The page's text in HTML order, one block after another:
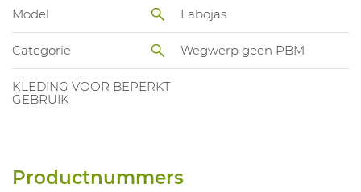
Model Labojas
Categorie Wegwerp geen PBM
KLEDING VOOR BEPERKT
GEBRUIK
Productnummers